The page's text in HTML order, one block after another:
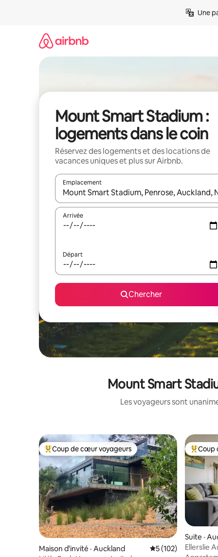
Une
Mount Smart Stadium :
logements dans le coin
Réservez des logements et des locations de
vacances uniques et plus sur Airbnb.
Emplacement
Quand les résultats sont affichés, parcourez-les
Arrivée
Départ
Chercher
Mount Smart
Les voyageurs sont
Coup de cœur voyageurs parmi les plus aimés
Coup de cœur voyageurs
Maison d'invité · Auckland Note moyenne de
5 (102)
Coup
Coup
Suite ·
Ellerslie